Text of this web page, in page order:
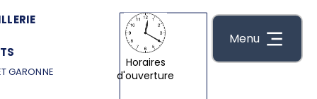
Menu
GARONNE
Horaires
d'ouverture